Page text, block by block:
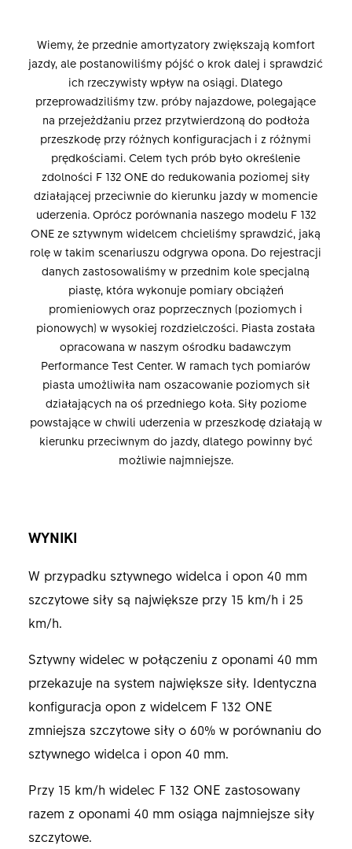
Wiemy, że przednie amortyzatory zwiększają komfort
jazdy, ale postanowiliśmy pójść o krok dalej i sprawdzić
ich rzeczywisty wpływ na osiągi. Dlatego
przeprowadziliśmy tzw. próby najazdowe, polegające
na przejeżdżaniu przez przytwierdzoną do podłoża
przeszkodę przy różnych konfiguracjach i z różnymi
prędkościami. Celem tych prób było określenie
zdolności F 132 ONE do redukowania poziomej siły
działającej przeciwnie do kierunku jazdy w momencie
uderzenia. Oprócz porównania naszego modelu F 132
ONE ze sztywnym widelcem chcieliśmy sprawdzić, jaką
rolę w takim scenariuszu odgrywa opona. Do rejestracji
danych zastosowaliśmy w przednim kole specjalną
piastę, która wykonuje pomiary obciążeń
promieniowych oraz poprzecznych (poziomych i
pionowych) w wysokiej rozdzielczości. Piasta została
opracowana w naszym ośrodku badawczym
Performance Test Center. W ramach tych pomiarów
piasta umożliwiła nam oszacowanie poziomych sił
działających na oś przedniego koła. Siły poziome
powstające w chwili uderzenia w przeszkodę działają w
kierunku przeciwnym do jazdy, dlatego powinny być
możliwie najmniejsze.
WYNIKI
W przypadku sztywnego widelca i opon 40 mm
szczytowe siły są największe przy 15 km/h i 25
km/h.
Sztywny widelec w połączeniu z oponami 40 mm
przekazuje na system największe siły. Identyczna
konfiguracja opon z widelcem F 132 ONE
zmniejsza szczytowe siły o 60% w porównaniu do
sztywnego widelca i opon 40 mm.
Przy 15 km/h widelec F 132 ONE zastosowany
razem z oponami 40 mm osiąga najmniejsze siły
szczytowe.